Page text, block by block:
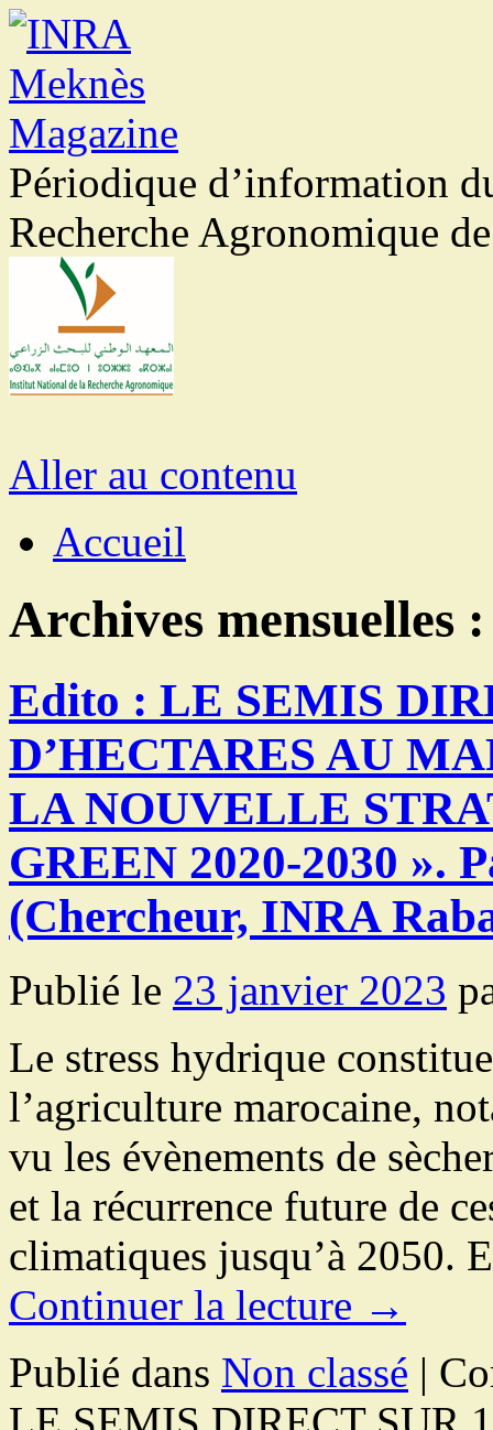
Périodique d’information
Recherche Agronomique
Aller au contenu
Accueil
Archives mensuelles
Edito : LE SEMIS
D’HECTARES AU
LA NOUVELLE
GREEN 2020-2030 ».
(Chercheur, INRA
Publié le 23 janvier 2023
Le stress hydrique
l’agriculture marocaine,
vu les évènements de
et la récurrence future de
climatiques jusqu’à 2050.
Continuer la lecture →
Publié dans Non classé |